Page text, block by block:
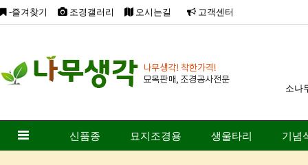
-즐겨찾기 조경갤러리 오시는길 고객센터
소나
신품종 묘지조경용 생울타리 기념